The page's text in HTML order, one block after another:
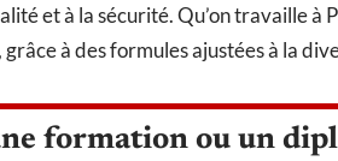
et à la sécurité. Qu’on travaille à
à des formules ajustées à la
formation ou un